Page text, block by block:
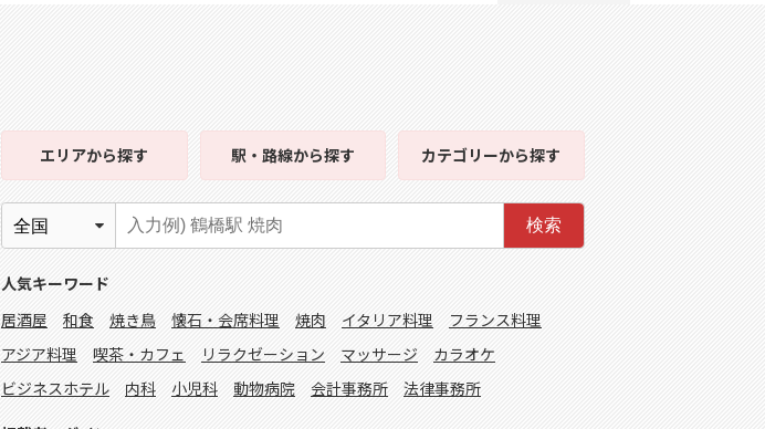
エリアから探す 駅・路線から探す カテゴリーから探す
検索
人気キーワード
居酒屋
和食 焼き鳥 懐石・会席料理 焼肉 イタリア料理
フランス料理
アジア料理
喫茶・カフェ リラクゼーション マッサージ
カラオケ
ビジネスホテル
内科 小児科 動物病院 会計事務所 法律事務所